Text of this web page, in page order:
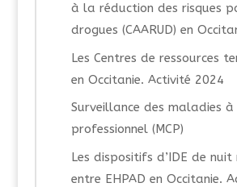
à la réduction des risques
drogues (CAARUD) en
Les Centres de ressources
en Occitanie. Activité 2024
Surveillance des maladies
professionnel (MCP)
Les dispositifs d’IDE de nuit
entre EHPAD en Occitanie.